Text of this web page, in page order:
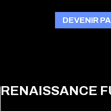
DEVENIR
RENAISSANCE